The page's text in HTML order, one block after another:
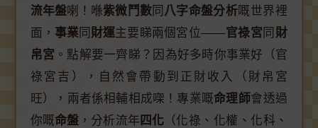
流年盤喇！喺紫微鬥數 同 八字命盤分析嘅世界裡
面， 事業 同 財運主要睇兩個宮位——官祿宮 同 財
帛宮 。點解要一齊睇？因為好多時你事業好（官
祿宮吉），自然會帶動到正財收入（財帛宮
旺），兩者係相輔相成㗎！專業嘅命理師會透過
你嘅命盤 ，分析流年 四化 （化祿、化權、化科、